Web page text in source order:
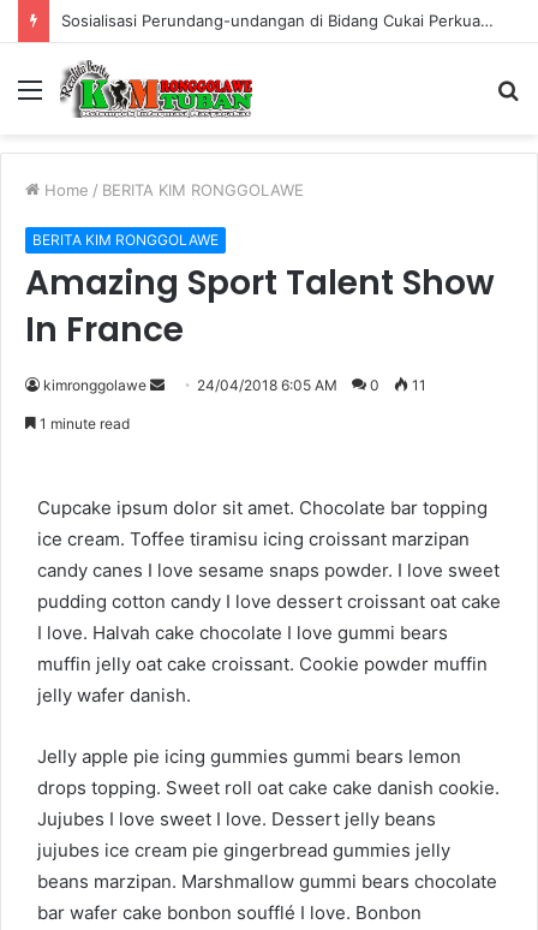
Sosialisasi Perundang-undangan di Bidang Cukai Perkuat Komitmen Berantas Rokok Ilegal di Kabupaten Tuban
Menu
Home / BERITA KIM RONGGOLAWE
BERITA KIM RONGGOLAWE
Amazing Sport Talent Show
In France
kimronggolawe
a
i
24/04/2018 6:05 AM 0 11
1 minute read
Cupcake ipsum dolor sit amet. Chocolate bar topping
ice cream. Toffee tiramisu icing croissant marzipan
candy canes I love sesame snaps powder. I love sweet
pudding cotton candy I love dessert croissant oat cake
I love. Halvah cake chocolate I love gummi bears
muffin jelly oat cake croissant. Cookie powder muffin
jelly wafer danish.
Jelly apple pie icing gummies gummi bears lemon
drops topping. Sweet roll oat cake cake danish cookie.
Jujubes I love sweet I love. Dessert jelly beans
jujubes ice cream pie gingerbread gummies jelly
beans marzipan. Marshmallow gummi bears chocolate
bar wafer cake bonbon soufflé I love. Bonbon